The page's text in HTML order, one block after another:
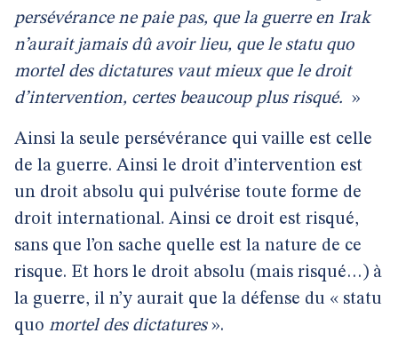
persévérance ne paie pas, que la guerre en Irak
n’aurait jamais dû avoir lieu, que le statu quo
mortel des dictatures vaut mieux que le droit
d’intervention, certes beaucoup plus risqué. »
Ainsi la seule persévérance qui vaille est celle
de la guerre. Ainsi le droit d’intervention est
un droit absolu qui pulvérise toute forme de
droit international. Ainsi ce droit est risqué,
sans que l’on sache quelle est la nature de ce
risque. Et hors le droit absolu (mais risqué…) à
la guerre, il n’y aurait que la défense du « statu
quo mortel des dictatures».